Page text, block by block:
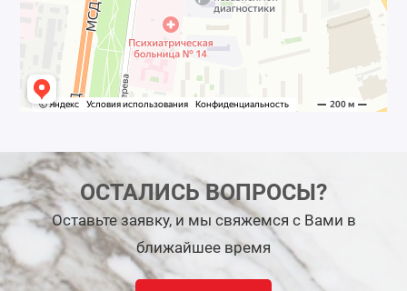
ОСТАЛИСЬ ВОПРОСЫ?
Оставьте заявку, и мы свяжемся с Вами в
ближайшее время